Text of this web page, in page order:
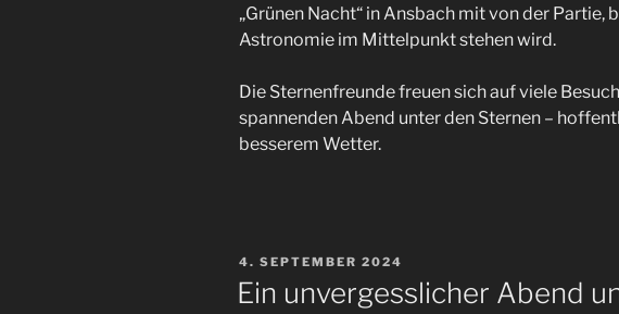
„Grünen Nacht“ in Ansbach mit von der Partie,
Astronomie im Mittelpunkt stehen wird.
Die Sternenfreunde freuen sich auf viele
spannenden Abend unter den Sternen –
besserem Wetter.
VERÖFFENTLICHT
AM
4. SEPTEMBER 2024
Ein unvergesslicher Abend